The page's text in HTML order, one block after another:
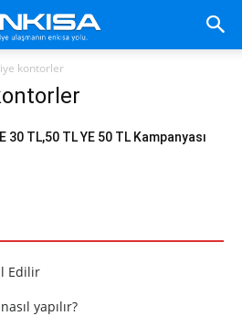
kontorler
30 TL,50 TL YE 50 TL Kampanyası
Edilir
yapılır?